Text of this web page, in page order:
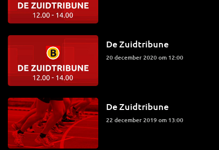
De Zuidtribune
20 december 2020 om 12:00
De Zuidtribune
22 december 2019 om 13:00